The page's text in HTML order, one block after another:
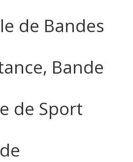
de Bandes
Bande
de Sport